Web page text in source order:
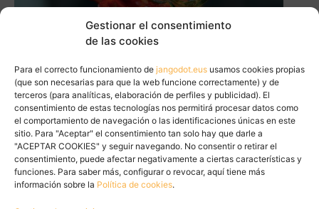
Gestionar el consentimiento
de las cookies
Para el correcto funcionamiento de jangodot.eus usamos cookies propias
(que son necesarias para que la web funcione correctamente) y de
terceros (para analíticas, elaboración de perfiles y publicidad). El
consentimiento de estas tecnologías nos permitirá procesar datos como
el comportamiento de navegación o las identificaciones únicas en este
sitio. Para "Aceptar" el consentimiento tan solo hay que darle a
"ACEPTAR COOKIES" y seguir navegando. No consentir o retirar el
consentimiento, puede afectar negativamente a ciertas características y
funciones. Para saber más, configurar o revocar, aquí tiene más
información sobre la Política de cookies.